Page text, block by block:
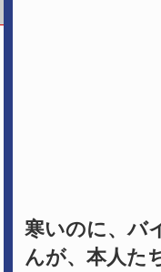
寒いのに、バ
んが、本人た